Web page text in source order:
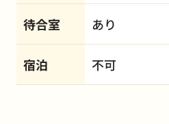
待合室 あり
宿泊 不可